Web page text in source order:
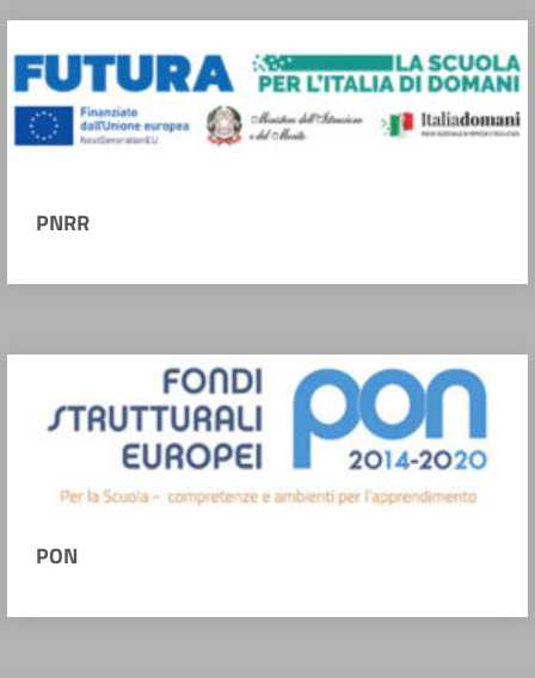
PNRR
PON